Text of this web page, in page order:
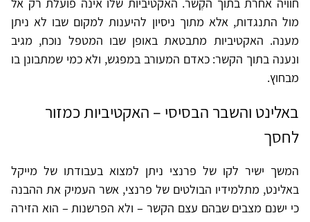
חוויה אחרת בתוך הקֶשר. האקטיביות שלו אינה פועלת רק אל
מול התנגדות, אלא מתוך ניסיון להיענות למקום שבו לא ניתן
מענה. האקטיביות מתבטאת באופן שבו המטפל נוכח, מגיב
ונענה בתוך הקשר: כאדם המעורב במפגש, ולא כמי שמתבונן בו
מבחוץ.
באלינט והשבר הבסיסי – האקטיביות כמזור
לחסך
המשך ישיר לקו של פרנצי ניתן למצוא בעבודתו של מייקל
באלינט, מתלמידיו הבולטים של פרנצי, אשר העמיק את ההבנה
כי ישנם מצבים שבהם עצם הקשר – ולא הפרשנות – הוא הזירה